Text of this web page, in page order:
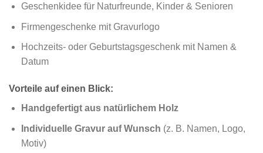
Geschenkidee für Naturfreunde, Kinder & Senioren
Firmengeschenke mit Gravurlogo
Hochzeits- oder Geburtstagsgeschenk mit Namen &
Datum
Vorteile auf einen Blick:
Handgefertigt aus natürlichem Holz
Individuelle Gravur auf Wunsch (z. B. Namen, Logo,
Motiv)